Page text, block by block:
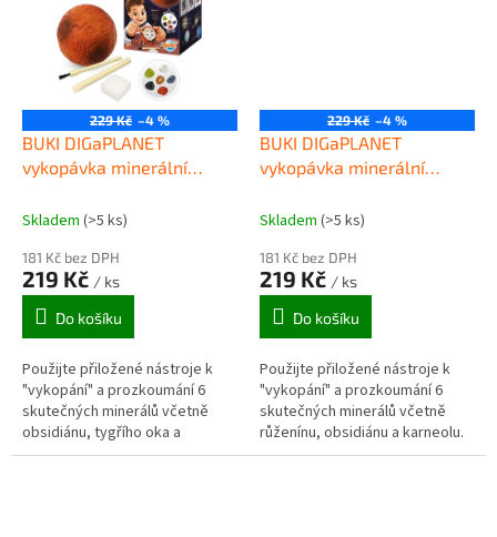
229 Kč –4 %
BUKI DIGaPLANET
vykopávka minerální
Skladem (>5 ks)
181 Kč bez DPH
219 Kč / ks
Do košíku
Použijte přiložené nástroje k
"vykopání" a prozkoumání 6
skutečných minerálů včetně
obsidiánu, tygřího oka a
červeného jaspisu.
229 Kč –4 %
BUKI DIGaPLANET
vykopávka minerální
Skladem (>5 ks)
181 Kč bez DPH
219 Kč / ks
Do košíku
Použijte přiložené nástroje k
"vykopání" a prozkoumání 6
skutečných minerálů včetně
růženínu, obsidiánu a karneolu.